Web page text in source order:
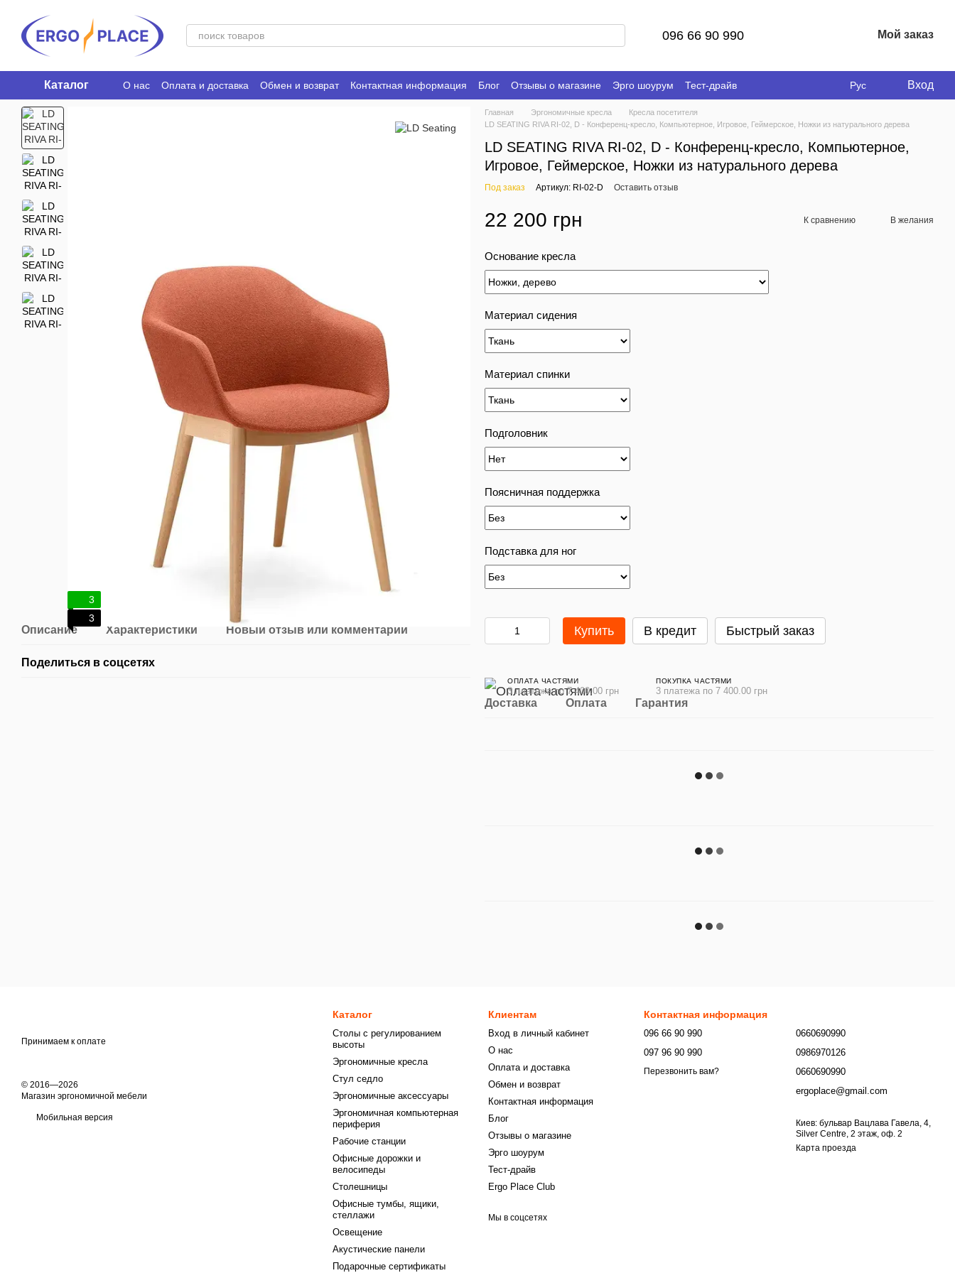
096 66 90 990 Мой заказ
Каталог О нас Оплата и доставка Обмен и возврат Контактная информация Блог Отзывы о магазине Эрго шоурум
Тест-драйв
Ergo Place Club
Рус Вход
3
3
Описание Характеристики Новый отзыв или комментарий
Поделиться в соцсетях
Главная Эргономичные кресла
Кресла посетителя
LD SEATING RIVA RI-02, D - Конференц-кресло, Компьютерное, Игровое, Геймерское, Ножки из натурального дерева
LD SEATING RIVA RI-02, D - Конференц-кресло, Компьютерное,
Игровое, Геймерское, Ножки из натурального дерева
Под заказ Артикул: RI-02-D Оставить отзыв
22 200 грн К сравнению В желания
Основание кресла
Материал сидения
Материал спинки
Подголовник
Поясничная поддержка
Подставка для ног
Купить В кредит Быстрый заказ
ОПЛАТА ЧАСТЯМИ
3 платежа по 7 400.00 грн
ПОКУПКА ЧАСТЯМИ
3 платежа по 7 400.00 грн
Доставка Оплата Гарантия
Принимаем к оплате
© 2016—2026
Магазин эргономичной мебели
Мобильная версия
Каталог
Столы с регулированием
высоты
Эргономичные кресла
Стул седло
Эргономичные аксессуары
Эргономичная компьютерная
периферия
Рабочие станции
Офисные дорожки и
велосипеды
Столешницы
Офисные тумбы, ящики,
стеллажи
Освещение
Акустические панели
Подарочные сертификаты
Клиентам
Вход в личный кабинет
О нас
Оплата и доставка
Обмен и возврат
Контактная информация
Блог
Отзывы о магазине
Эрго шоурум
Тест-драйв
Ergo Place Club
Мы в соцсетях
Контактная информация
096 66 90 990
097 96 90 990
Перезвонить вам?
0660690990
0986970126
0660690990
ergoplace@gmail.com
Киев: бульвар Вацлава Гавела, 4,
Silver Centre, 2 этаж, оф. 2
Карта проезда